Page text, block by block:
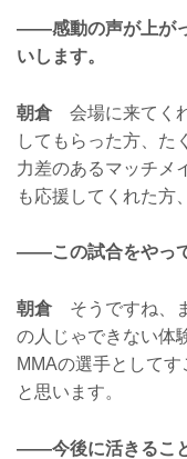
——感動の声が上が
いします。
朝倉会場に来てく
してもらった方、た
力差のあるマッチメ
も応援してくれた方
——この試合をやっ
朝倉そうですね、
の人じゃできない体
MMAの選手として
と思います。
——今後に活きるこ